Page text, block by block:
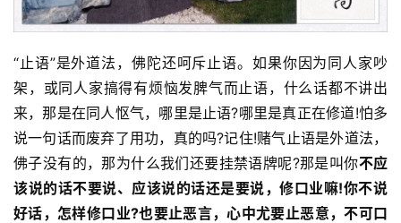
“止语”是外道法，佛陀还呵斥止语。如果你因为同人家吵
架，或同人家搞得有烦恼发脾气而止语，什么话都不讲出
来，那是在同人怄气，哪里是止语?哪里是真正在修道!怕多
说一句话而废弃了用功，真的吗?记住!赌气止语是外道法，
佛子没有的，那为什么我们还要挂禁语牌呢?那是叫你不应
该说的话不要说、应该说的话还是要说，修口业嘛!你不说
好话，怎样修口业?也要止恶言，心中尤要止恶意，不可口